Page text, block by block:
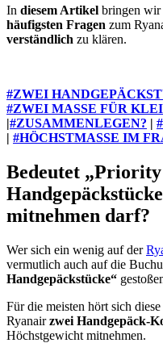
In diesem Artikel bringen wir
häufigsten Fragen zum
verständlich zu klären.
#ZWEI
#ZWEI MASSE FÜR
|#ZUSAMMENLEGEN? |
| #HÖCHSTMASSE IM
Bedeutet
mitnehmen darf?
Wer sich ein wenig auf der
vermutlich auch auf die
Handgepäckstücke“
Für die meisten hört sich
Ryanairzwei Handgepäck-
Höchstgewicht mitnehmen.